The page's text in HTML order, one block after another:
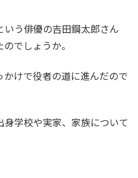
う俳優の吉田鋼太郎さん
でしょうか。
けで役者の道に進んだので
学校や実家、家族について